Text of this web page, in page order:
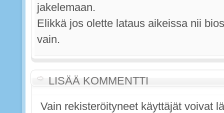
jakelemaan.
Elikkä jos olette lataus aikeissa nii
vain.
LISÄÄ KOMMENTTI
Vain rekisteröityneet käyttäjät voivat